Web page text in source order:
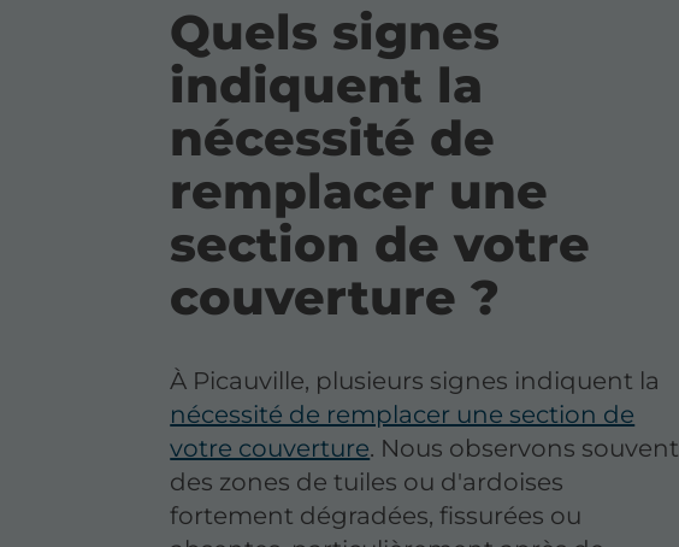
Quels signes
indiquent la
nécessité de
remplacer une
section de votre
couverture ?
À Picauville, plusieurs signes indiquent la
nécessité de remplacer une section de
votre couverture. Nous observons souvent
des zones de tuiles ou d'ardoises
fortement dégradées, fissurées ou